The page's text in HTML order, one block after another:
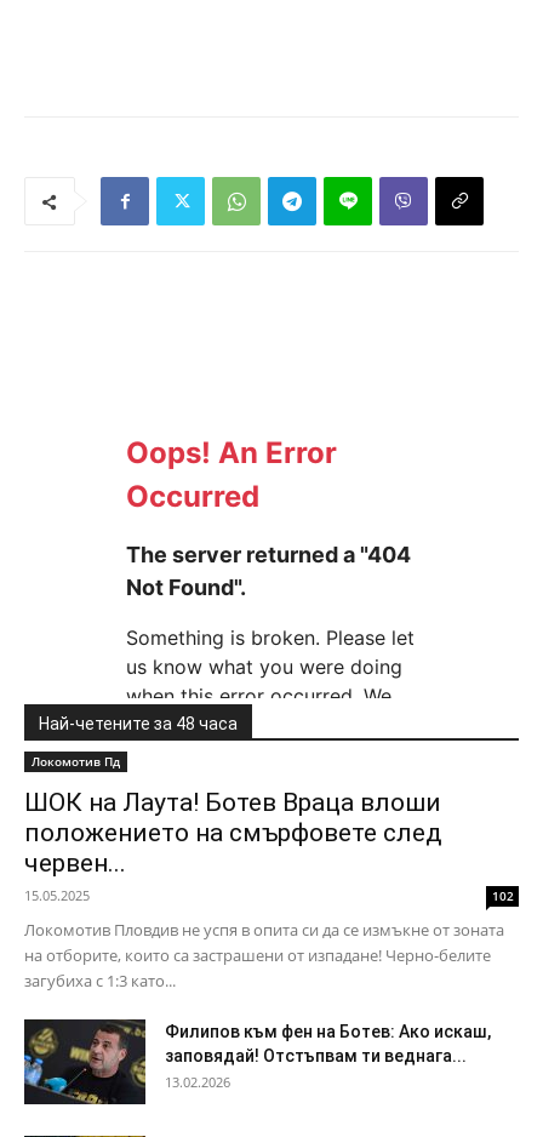
Най-четените за 48 часа
Локомотив Пд
ШОК на Лаута! Ботев Враца влоши
положението на смърфовете след
червен...
15.05.2025 102
Локомотив Пловдив не успя в опита си да се измъкне от зоната
на отборите, които са застрашени от изпадане! Черно-белите
загубиха с 1:3 като...
Филипов към фен на Ботев: Ако искаш,
заповядай! Отстъпвам ти веднага...
13.02.2026